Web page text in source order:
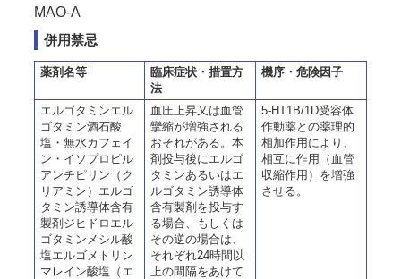
MAO-A
併用禁忌
薬剤名等
臨床症状・措置方
法
機序・危険因子
エルゴタミンエル
ゴタミン酒石酸
塩・無水カフェイ
ン・イソプロピル
アンチピリン（ク
リアミン）エルゴ
タミン誘導体含有
製剤ジヒドロエル
ゴタミンメシル酸
塩エルゴメトリン
マレイン酸塩（エ
血圧上昇又は血管
攣縮が増強される
おそれがある。本
剤投与後にエルゴ
タミンあるいはエ
ルゴタミン誘導体
含有製剤を投与す
る場合、もしくは
その逆の場合は、
それぞれ24時間以
上の間隔をあけて
5-HT1B/1D受容体
作動薬との薬理的
相加作用により、
相互に作用（血管
収縮作用）を増強
させる。